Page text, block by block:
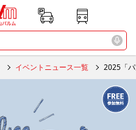
検索する
イベントニュース一覧 2025「